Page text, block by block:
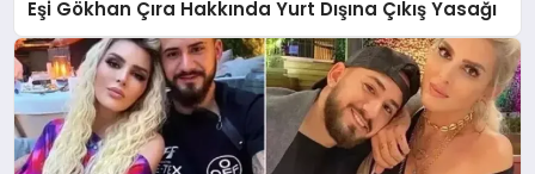
Eşi Gökhan Çıra Hakkında Yurt Dışına Çıkış Yasağı